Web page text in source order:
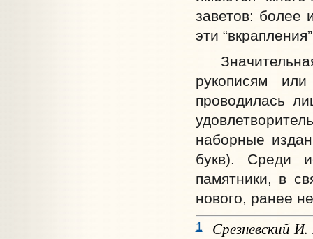
заветов: более
эти
рукописям
проводилась
наборные
букв). Среди
памятники, в
нового, ранее
1 Срезневский